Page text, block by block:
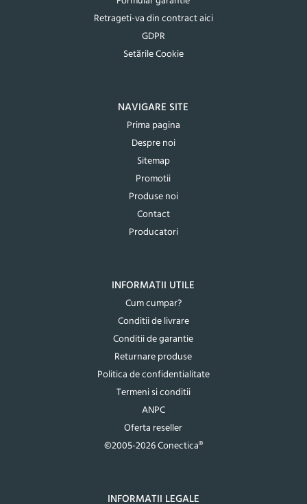
Retrageti-va din contract aici
GDPR
Setările Cookie
NAVIGARE SITE
Prima pagina
Despre noi
Sitemap
Promotii
Produse noi
Contact
Producatori
INFORMATII UTILE
Cum cumpar?
Conditii de livrare
Conditii de garantie
Returnare produse
Politica de confidentialitate
Termeni si conditii
ANPC
Oferta reseller
©2005-2026 Conectica®
INFORMATII LEGALE